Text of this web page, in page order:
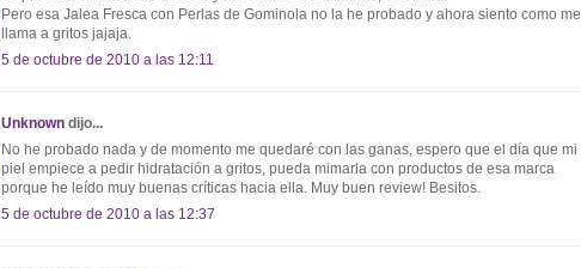
Pero esa Jalea Fresca con Perlas de Gominola no la he probado y ahora siento como me
llama a gritos jajaja.
5 de octubre de 2010 a las 12:11
Unknown dijo...
No he probado nada y de momento me quedaré con las ganas, espero que el día que mi
piel empiece a pedir hidratación a gritos, pueda mimarla con productos de esa marca
porque he leído muy buenas críticas hacia ella. Muy buen review! Besitos.
5 de octubre de 2010 a las 12:37